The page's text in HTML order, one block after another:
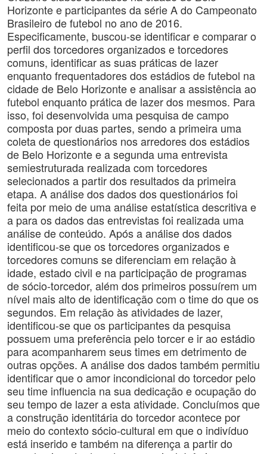
Horizonte e participantes da série A do Campeonato
Brasileiro de futebol no ano de 2016.
Especificamente, buscou-se identificar e comparar o
perfil dos torcedores organizados e torcedores
comuns, identificar as suas práticas de lazer
enquanto frequentadores dos estádios de futebol na
cidade de Belo Horizonte e analisar a assistência ao
futebol enquanto prática de lazer dos mesmos. Para
isso, foi desenvolvida uma pesquisa de campo
composta por duas partes, sendo a primeira uma
coleta de questionários nos arredores dos estádios
de Belo Horizonte e a segunda uma entrevista
semiestruturada realizada com torcedores
selecionados a partir dos resultados da primeira
etapa. A análise dos dados dos questionários foi
feita por meio de uma análise estatística descritiva e
a para os dados das entrevistas foi realizada uma
análise de conteúdo. Após a análise dos dados
identificou-se que os torcedores organizados e
torcedores comuns se diferenciam em relação à
idade, estado civil e na participação de programas
de sócio-torcedor, além dos primeiros possuírem um
nível mais alto de identificação com o time do que os
segundos. Em relação às atividades de lazer,
identificou-se que os participantes da pesquisa
possuem uma preferência pelo torcer e ir ao estádio
para acompanharem seus times em detrimento de
outras opções. A análise dos dados também permitiu
identificar que o amor incondicional do torcedor pelo
seu time influencia na sua dedicação e ocupação do
seu tempo de lazer a esta atividade. Concluímos que
a construção identitária do torcedor acontece por
meio do contexto sócio-cultural em que o indivíduo
está inserido e também na diferença a partir do